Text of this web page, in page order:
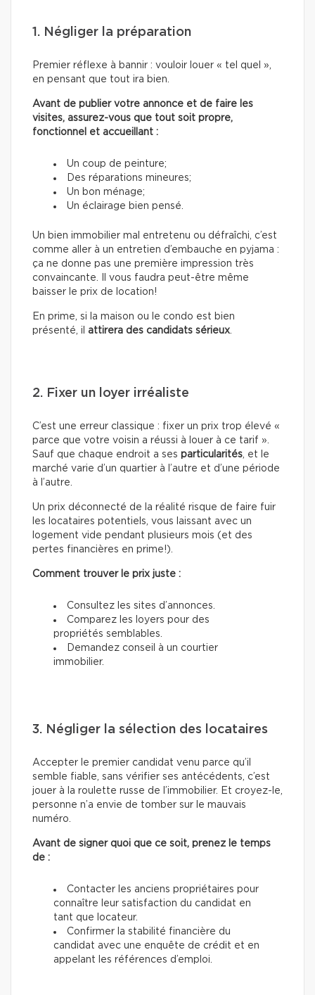
1. Négliger la préparation
Premier réflexe à bannir : vouloir louer « tel quel »,
en pensant que tout ira bien.
Avant de publier votre annonce et de faire les
visites, assurez-vous que tout soit propre,
fonctionnel et accueillant :
Un coup de peinture;
Des réparations mineures;
Un bon ménage;
Un éclairage bien pensé.
Un bien immobilier mal entretenu ou défraîchi, c’est
comme aller à un entretien d’embauche en pyjama :
ça ne donne pas une première impression très
convaincante. Il vous faudra peut-être même
baisser le prix de location!
En prime, si la maison ou le condo est bien
présenté, il attirera des candidats sérieux.
2. Fixer un loyer irréaliste
C’est une erreur classique : fixer un prix trop élevé «
parce que votre voisin a réussi à louer à ce tarif ».
Sauf que chaque endroit a ses particularités, et le
marché varie d’un quartier à l’autre et d’une période
à l’autre.
Un prix déconnecté de la réalité risque de faire fuir
les locataires potentiels, vous laissant avec un
logement vide pendant plusieurs mois (et des
pertes financières en prime!).
Comment trouver le prix juste :
Consultez les sites d’annonces.
Comparez les loyers pour des
propriétés semblables.
Demandez conseil à un courtier
immobilier.
3. Négliger la sélection des locataires
Accepter le premier candidat venu parce qu’il
semble fiable, sans vérifier ses antécédents, c’est
jouer à la roulette russe de l’immobilier. Et croyez-le,
personne n’a envie de tomber sur le mauvais
numéro.
Avant de signer quoi que ce soit, prenez le temps
de :
Contacter les anciens propriétaires pour
connaître leur satisfaction du candidat en
tant que locateur.
Confirmer la stabilité financière du
candidat avec une enquête de crédit et en
appelant les références d’emploi.